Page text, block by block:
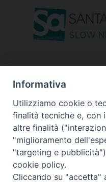
Informativa
Utilizziamo cookie o
finalità tecniche e, con
altre finalità
"miglioramento
"targeting e
cookie policy.
Cliccando su "accetta"